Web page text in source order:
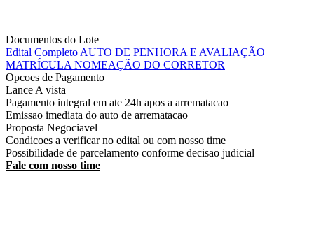
Documentos do Lote
Edital Completo AUTO DE PENHORA E AVALIAÇÃO
MATRÍCULA NOMEAÇÃO DO CORRETOR
Opcoes de Pagamento
Lance A vista
Pagamento integral em ate 24h apos a arrematacao
Emissao imediata do auto de arrematacao
Proposta Negociavel
Condicoes a verificar no edital ou com nosso time
Possibilidade de parcelamento conforme decisao judicial
Fale com nosso time